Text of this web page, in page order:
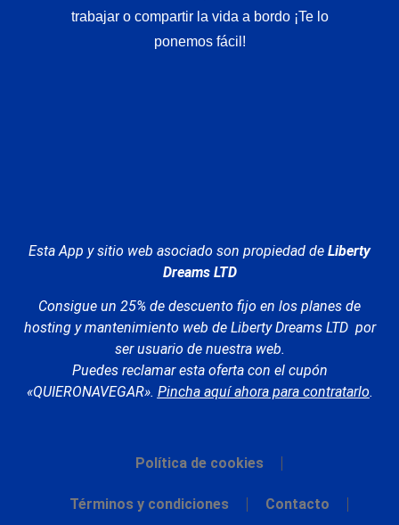
trabajar o compartir la vida a bordo ¡Te lo
ponemos fácil!
Esta App y sitio web asociado son propiedad de Liberty
Dreams LTD
Consigue un 25% de descuento fijo en los planes de
hosting y mantenimiento web de Liberty Dreams LTD por
ser usuario de nuestra web.
Puedes reclamar esta oferta con el cupón
«QUIERONAVEGAR». Pincha aquí ahora para contratarlo.
Política de cookies
Términos y condiciones Contacto